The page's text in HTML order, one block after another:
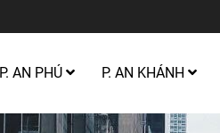
P. AN PHÚ P. AN KHÁNH